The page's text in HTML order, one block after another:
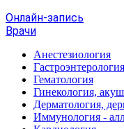
Онлайн-запись
Врачи
Анестезиология
Гастроэнтерология
Гематология
Гинекология,
Дерматология,
Иммунология -